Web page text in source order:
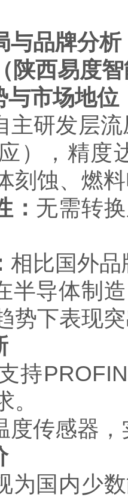
与品牌分析
陕西易度
市场地位
主研发层
），精度
刻蚀、燃
： 无需转
相比国外
半导体制
势下表现
持
度传感器
为国内少